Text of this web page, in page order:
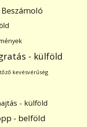
Beszámoló
- külföld
kevésvérűség
- külföld
- belföld